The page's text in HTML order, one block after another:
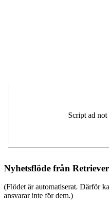
Nyhetsflöde från Retriever
(Flödet är automatiserat. Därför
ansvarar inte för dem.)